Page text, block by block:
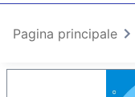
Pagina principale